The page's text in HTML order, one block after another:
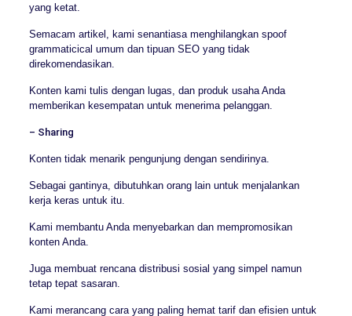
yang ketat.
Semacam artikel, kami senantiasa menghilangkan spoof
grammaticical umum dan tipuan SEO yang tidak
direkomendasikan.
Konten kami tulis dengan lugas, dan produk usaha Anda
memberikan kesempatan untuk menerima pelanggan.
– Sharing
Konten tidak menarik pengunjung dengan sendirinya.
Sebagai gantinya, dibutuhkan orang lain untuk menjalankan
kerja keras untuk itu.
Kami membantu Anda menyebarkan dan mempromosikan
konten Anda.
Juga membuat rencana distribusi sosial yang simpel namun
tetap tepat sasaran.
Kami merancang cara yang paling hemat tarif dan efisien untuk